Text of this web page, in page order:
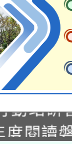
第2次
度閱讀